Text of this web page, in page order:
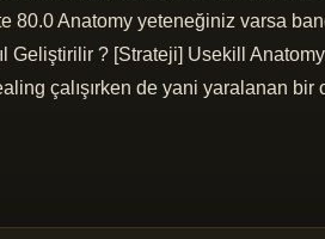
80.0 Anatomy yeteneğiniz varsa
Geliştirilir ? [Strateji] Usekill
çalışırken de yani yaralanan bir